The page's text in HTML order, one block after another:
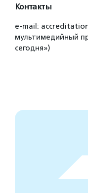
Контакты
e-mail:
мультимедийный
сегодня»)